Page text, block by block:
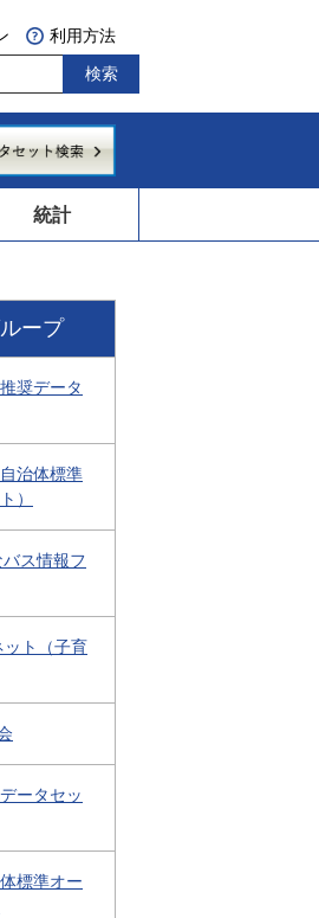
利用方法
統計
ープ
奨データ
治体標準
）
ス情報フ
ット（子育
ータセッ
標準オー